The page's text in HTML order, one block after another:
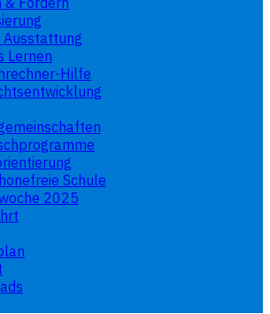
Ausstattung
Lernen
Hilfe
Schule
2025